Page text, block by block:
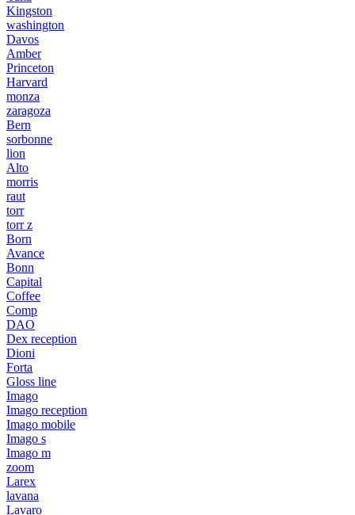
Kingston
washington
Davos
Amber
Princeton
Harvard
monza
zaragoza
Bern
sorbonne
lion
Alto
morris
raut
torr
torr z
Born
Avance
Bonn
Capital
Coffee
Comp
DAO
Dex reception
Dioni
Forta
Gloss line
Imago
Imago reception
Imago mobile
Imago s
Imago m
zoom
Larex
lavana
Lavaro